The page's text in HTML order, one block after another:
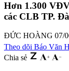
Hơn 1.300
các CLB TP.
ĐỨC HOÀNG 07/
Theo dõi Báo Văn
Chia sẻ